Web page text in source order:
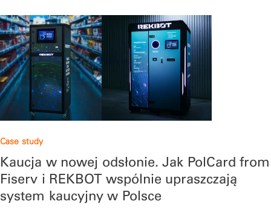
Case study
Kaucja w nowej odsłonie. Jak PolCard from
Fiserv i REKBOT wspólnie upraszczają
system kaucyjny w Polsce